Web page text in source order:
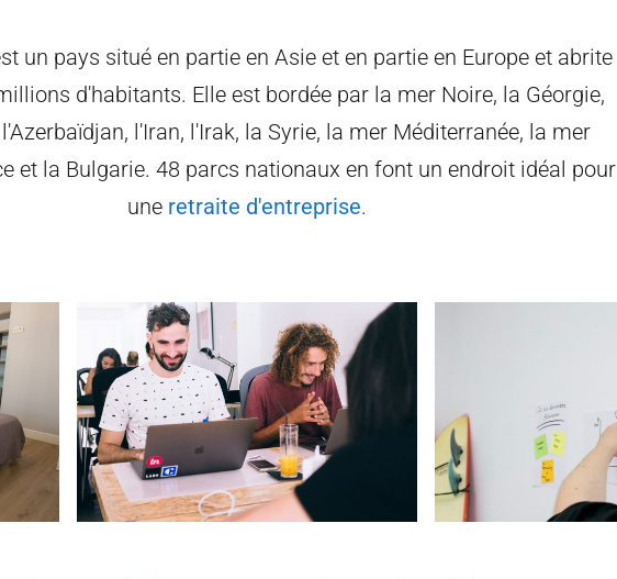
un pays situé en partie en Asie et en partie en Europe et abrite
d'habitants. Elle est bordée par la mer Noire, la Géorgie,
l'Iran, l'Irak, la Syrie, la mer Méditerranée, la mer
et la Bulgarie. 48 parcs nationaux en font un endroit idéal pour
une retraite d'entreprise.